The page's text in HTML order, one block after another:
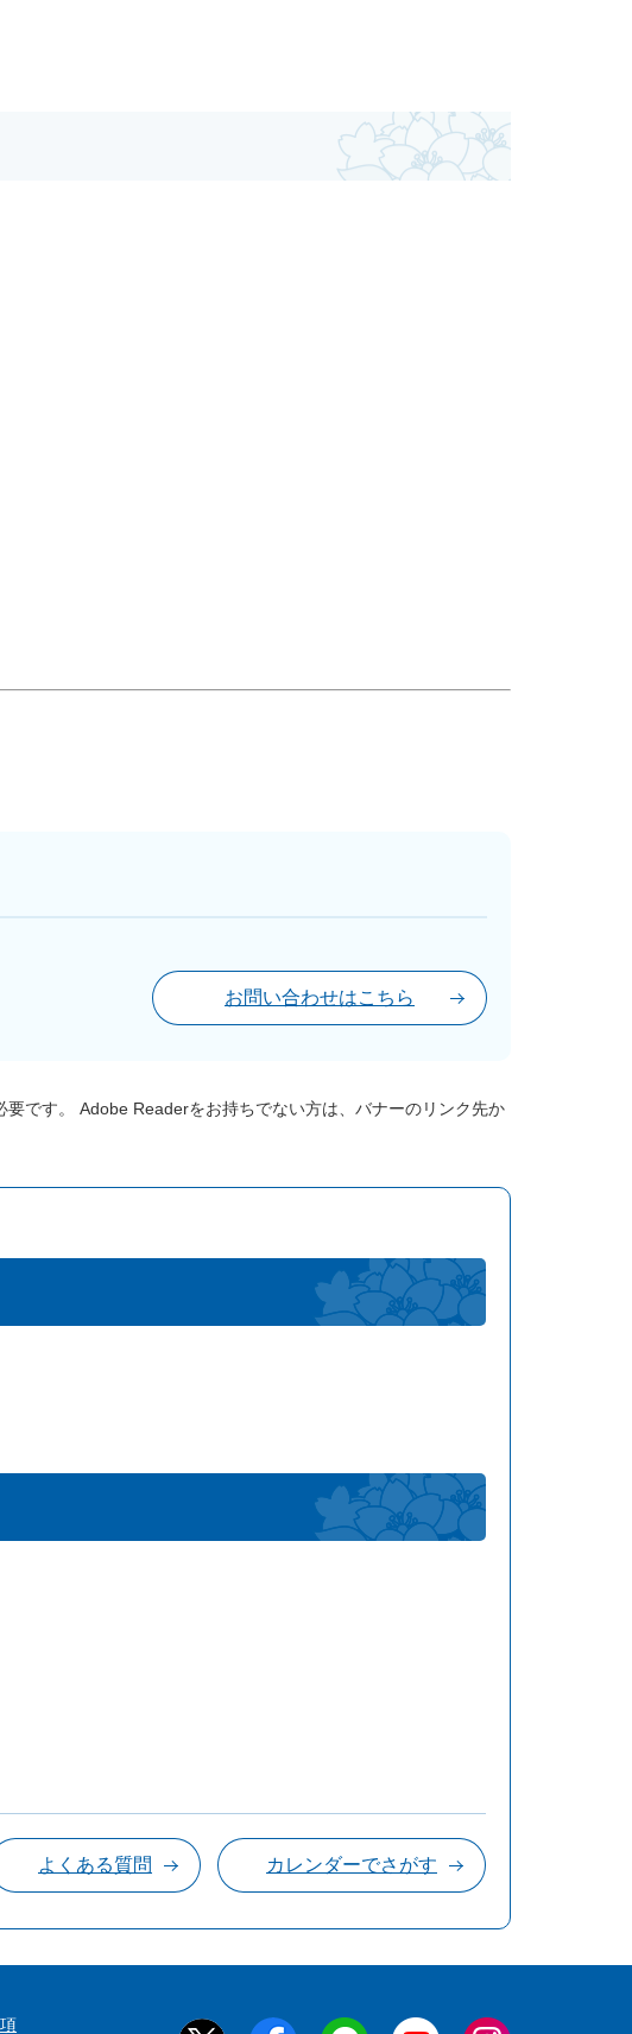
お問い合わせはこちら
です。
Adobe Readerをお持ちでない方は、バナーのリンク先か
よくある質問 カレンダーでさがす